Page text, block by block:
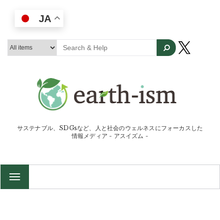
サステナブル、SDGsなど、人と社会のウェルネスにフォーカスした
情報メディア - アスイズム -
TOGGLE
JA